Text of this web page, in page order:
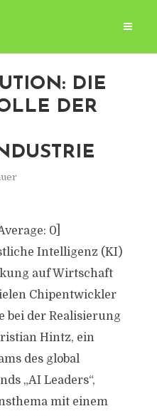
DIE
DER
0]
Intelligenz (KI)
auf Wirtschaft
Chipentwickler
bei der Realisierung
Hintz, ein
des global
„AI Leaders“,
mit einem